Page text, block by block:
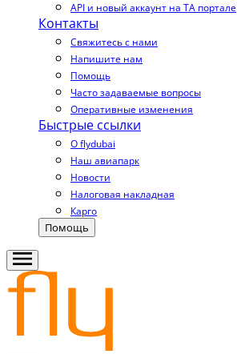
API и новый аккаунт на TA портале
Контакты
Свяжитесь с нами
Напишите нам
Помощь
Часто задаваемые вопросы
Оперативные изменения
Быстрые ссылки
О flydubai
Наш авиапарк
Новости
Налоговая накладная
Карго
Помощь